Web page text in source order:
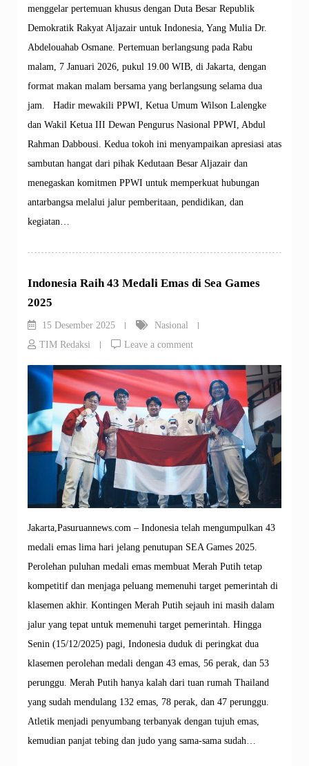
menggelar pertemuan khusus dengan Duta Besar Republik
Demokratik Rakyat Aljazair untuk Indonesia, Yang Mulia Dr.
Abdelouahab Osmane. Pertemuan berlangsung pada Rabu
malam, 7 Januari 2026, pukul 19.00 WIB, di Jakarta, dengan
format makan malam bersama yang berlangsung selama dua
jam. Hadir mewakili PPWI, Ketua Umum Wilson Lalengke
dan Wakil Ketua III Dewan Pengurus Nasional PPWI, Abdul
Rahman Dabbousi. Kedua tokoh ini menyampaikan apresiasi atas
sambutan hangat dari pihak Kedutaan Besar Aljazair dan
menegaskan komitmen PPWI untuk memperkuat hubungan
antarbangsa melalui jalur pemberitaan, pendidikan, dan
kegiatan…
Indonesia Raih 43 Medali Emas di Sea Games
2025
15 Desember 2025
Nasional
TIM Redaksi
Leave a comment
Jakarta,Pasuruannews.com – Indonesia telah mengumpulkan 43
medali emas lima hari jelang penutupan SEA Games 2025.
Perolehan puluhan medali emas membuat Merah Putih tetap
kompetitif dan menjaga peluang memenuhi target pemerintah di
klasemen akhir. Kontingen Merah Putih sejauh ini masih dalam
jalur yang tepat untuk memenuhi target pemerintah. Hingga
Senin (15/12/2025) pagi, Indonesia duduk di peringkat dua
klasemen perolehan medali dengan 43 emas, 56 perak, dan 53
perunggu. Merah Putih hanya kalah dari tuan rumah Thailand
yang sudah mendulang 132 emas, 78 perak, dan 47 perunggu.
Atletik menjadi penyumbang terbanyak dengan tujuh emas,
kemudian panjat tebing dan judo yang sama-sama sudah…